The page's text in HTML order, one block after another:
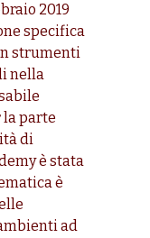
2019
specifica
strumenti
nella
la parte
di
è stata
è
ad